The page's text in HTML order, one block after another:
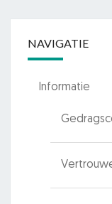
NAVIGATIE
Informatie